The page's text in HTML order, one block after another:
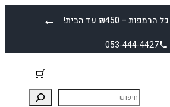
← – ₪450 עד הבית!
053-444-4427